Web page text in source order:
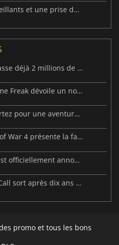
Des cartes de logiciels malveillants et une prise de contrôle de Discord ont touché Meccha Chameleon
Resident Evil: Veronica dépasse déjà 2 millions de wishlists
Beast of Reincarnation : Game Freak dévoile un nouveau pari
Big Walk est disponible : partez pour une aventure entre amis
Warhammer 40 000 : Dawn of War 4 présente la faction des Nécrons
Le DLC Nioh 3 : Hell Rising est officiellement annoncé
Forsaken Realms : Vahrin's Call sort après dix ans de développement
promo et tous les bons